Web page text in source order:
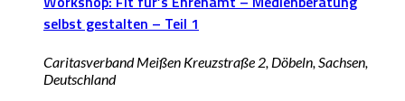
selbst gestalten – Teil 1
Caritasverband Meißen Kreuzstraße 2, Döbeln, Sachsen,
Deutschland